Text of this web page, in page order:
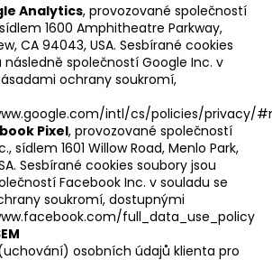
Analytics, provozované společností
1600 Amphitheatre Parkway,
CA 94043, USA. Sesbírané cookies
následně společností Google Inc. v
ochrany soukromí,
intl/cs/policies/privacy/
Pixel, provozované společností
sídlem 1601 Willow Road, Menlo Park,
Sesbírané cookies soubory jsou
Facebook Inc. v souladu se
soukromí, dostupnými
full_data_use_policy
osobních údajů klienta pro